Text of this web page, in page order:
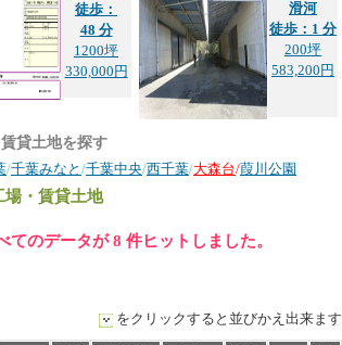
徒歩：
48 分
1200坪
330,000円
滑河
徒歩：1 分
200坪
583,200円
貸土地を探す
/千葉みなと /千葉中央/西千葉/大森台/葭川公園
場・賃貸土地
のデータが 8 件ヒットしました。
をクリックすると並びかえ出来ます